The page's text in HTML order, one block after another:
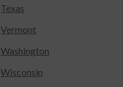
Texas
Vermont
Washington
Wisconsin